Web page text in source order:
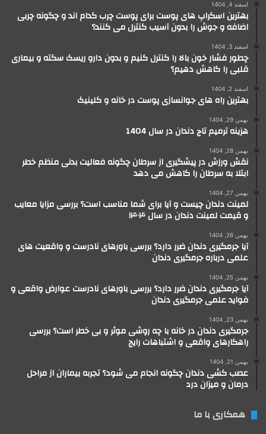
اسفند 4, 1404
بهترین اسکراپ های پوست برای پوست چرب کدام اند و چگونه چربی
اضافه و جوش را بدون آسیب کنترل می کنند؟
اسفند 3, 1404
چطور فشار خون بالا را کنترل کنیم و بدون دارو ریسک سکته و بیماری
قلبی را کاهش دهیم؟
اسفند 2, 1404
بهترین راه های جوانسازی پوست در خانه و کلینیک
بهمن 29, 1404
هزینه ترمیم تاج دندان در سال 1404
بهمن 28, 1404
نقش ورزش در پیشگیری از سرطان چگونه فعالیت بدنی منظم خطر
ابتلا به سرطان را کاهش می دهد
بهمن 27, 1404
لمینت دندان چیست و آیا برای شما مناسب است؟ بررسی مزایا معایب
و قیمت لمینت دندان در سال ۱۴۰۴
بهمن 26, 1404
آیا جرمگیری دندان ضرر دارد؟ بررسی باورهای نادرست و واقعیت های
علمی درباره جرمگیری دندان
بهمن 25, 1404
آیا جرمگیری دندان ضرر دارد؟ بررسی باورهای نادرست عوارض واقعی و
فواید علمی جرمگیری دندان
بهمن 23, 1404
جرمگیری دندان در خانه با چه روشی موثر و بی خطر است؟ بررسی
راهکارهای واقعی و اشتباهات رایج
بهمن 21, 1404
عصب کشی دندان چگونه انجام می شود؟ تجربه بیماران از مراحل
درمان و میزان درد
همکاری با ما